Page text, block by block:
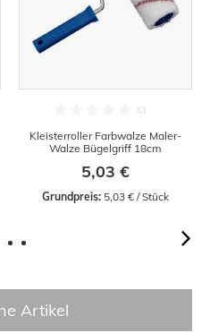
Kleisterroller Farbwalze Maler-
Walze Bügelgriff 18cm
5,03 €
Grundpreis: 5,03 € / Stück
Artikel